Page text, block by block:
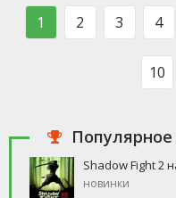
такого человека, который бы
1 2 3 4
10
Популярное
Shadow Fight 2
новинки